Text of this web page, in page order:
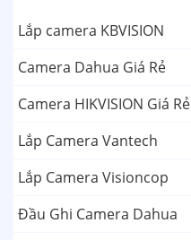
Lắp camera KBVISION
Camera Dahua Giá Rẻ
Camera HIKVISION Giá Rẻ
Lắp Camera Vantech
Lắp Camera Visioncop
Đầu Ghi Camera Dahua